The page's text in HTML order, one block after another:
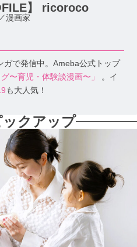
】 ricoroco
漫画家
ガで発信中。Ameba公式トップ
〜育児・体験談漫画〜」
。イ
も大人気！
クアップ